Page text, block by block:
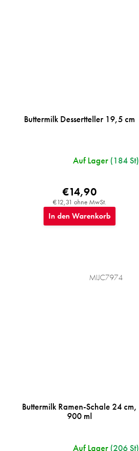
Buttermilk Dessertteller 19,5 cm
Auf Lager (184 St)
€12,31 ohne MwSt.
€14,90
In den Warenkorb
Buttermilk Ramen-Schale 24 cm,
900 ml
Auf Lager (206 St)
MIJC7974